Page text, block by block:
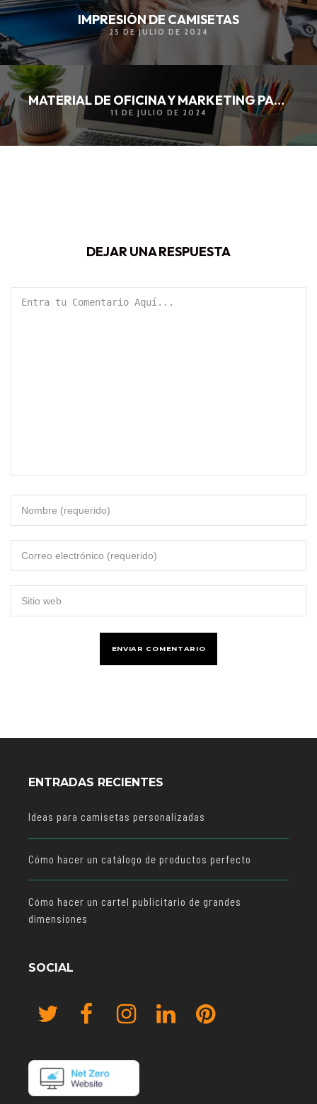
IMPRESIÓN DE CAMISETAS
25 DE JULIO DE 2024
MATERIAL DE OFICINA Y MARKETING PARA TU NEGOCIO
11 DE JULIO DE 2024
DEJAR UNA RESPUESTA
ENTRADAS RECIENTES
Ideas para camisetas personalizadas
Cómo hacer un catálogo de productos perfecto
Cómo hacer un cartel publicitario de grandes
dimensiones
SOCIAL